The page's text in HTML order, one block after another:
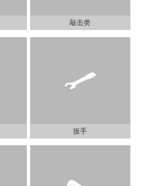
敲击类
扳手